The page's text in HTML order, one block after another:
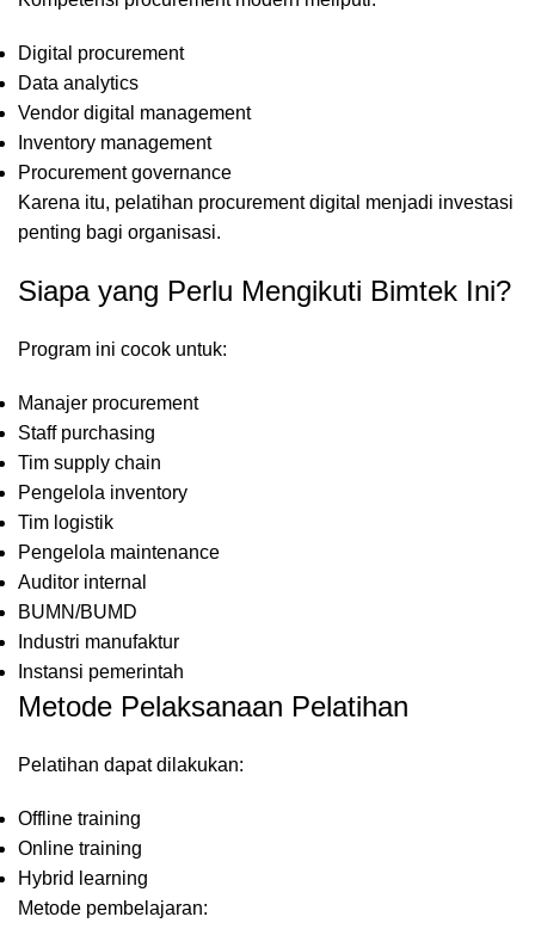
Digital procurement
Data analytics
Vendor digital management
Inventory management
Procurement governance
Karena itu, pelatihan procurement digital menjadi investasi
penting bagi organisasi.
Siapa yang Perlu Mengikuti Bimtek Ini?
Program ini cocok untuk:
Manajer procurement
Staff purchasing
Tim supply chain
Pengelola inventory
Tim logistik
Pengelola maintenance
Auditor internal
BUMN/BUMD
Industri manufaktur
Instansi pemerintah
Metode Pelaksanaan Pelatihan
Pelatihan dapat dilakukan:
Offline training
Online training
Hybrid learning
Metode pembelajaran: